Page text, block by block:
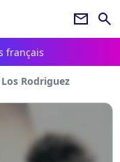
newsletter search
français
Los Rodriguez